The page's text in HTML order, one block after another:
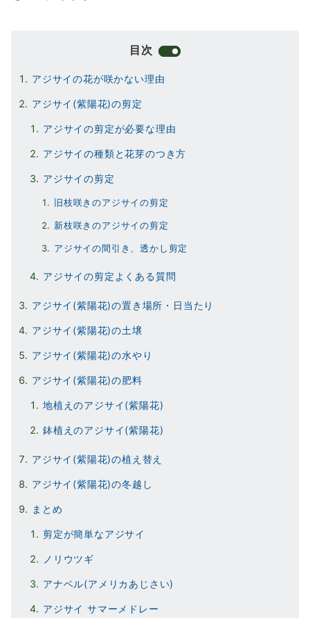
目次
アジサイの花が咲かない理由
アジサイ(紫陽花)の剪定
アジサイの剪定が必要な理由
アジサイの種類と花芽のつき方
アジサイの剪定
旧枝咲きのアジサイの剪定
新枝咲きのアジサイの剪定
アジサイの間引き、透かし剪定
アジサイの剪定よくある質問
アジサイ(紫陽花)の置き場所・日当たり
アジサイ(紫陽花)の土壌
アジサイ(紫陽花)の水やり
アジサイ(紫陽花)の肥料
地植えのアジサイ(紫陽花)
鉢植えのアジサイ(紫陽花)
アジサイ(紫陽花)の植え替え
アジサイ(紫陽花)の冬越し
まとめ
剪定が簡単なアジサイ
ノリウツギ
アナベル(アメリカあじさい)
アジサイ サマーメドレー